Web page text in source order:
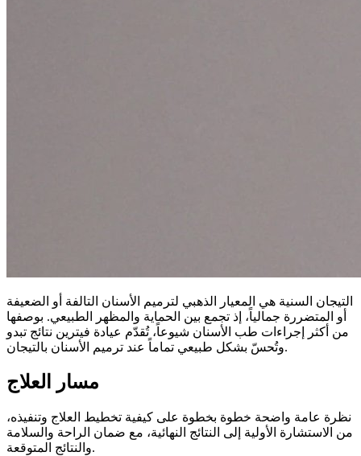
التيجان السنية هي المعيار الذهبي لترميم الأسنان التالفة أو الضعيفة
أو المتضررة جمالياً، إذ تجمع بين الحماية والمظهر الطبيعي. بوصفها
من أكثر إجراءات طب الأسنان شيوعاً، تُقدّم عيادة فيترين نتائج تبدو
وتُحسّ بشكل طبيعي تماماً عند ترميم الأسنان بالتيجان.
مسار العلاج
نظرة عامة واضحة خطوة بخطوة على كيفية تخطيط العلاج وتنفيذه،
من الاستشارة الأولية إلى النتائج النهائية، مع ضمان الراحة والسلامة
والنتائج المتوقعة.